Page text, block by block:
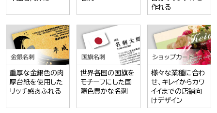
作れる
重厚な金銀色の肉
厚台紙を使用した
リッチ感あふれる
世界各国の国旗を
モチーフにした国
際色豊かな名刺
様々な業種に合わ
せ、キレイからカワ
イイまでの店舗向
けデザイン